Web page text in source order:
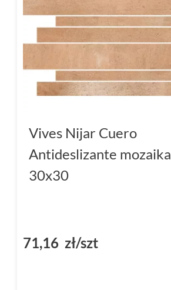
Vives Nijar Cuero
Antideslizante mozaika
30x30
71,16 zł/szt